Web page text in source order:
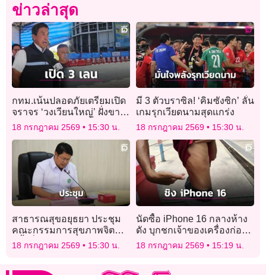
ข่าวล่าสุด
กทม.เน้นปลอดภัยเตรียมเปิด
จราจร ‘วงเวียนใหญ่’ ฝั่งขา
เข้า 3 เลน 19 ก.ค. นี้
18 กรกฎาคม 2569 15:30 น.
มี 3 ตัวบราซิล! ‘คิมซังซิก’ ลั่น
เกมรุกเวียดนามสุดแกร่ง
18 กรกฎาคม 2569 15:30 น.
สาธารณสุขอยุธยา ประชุม
คณะกรรมการสุขภาพจิต
ครั้งที่ 1/2569
18 กรกฎาคม 2569 15:30 น.
นัดซื้อ iPhone 16 กลางห้าง
ดัง บุกชกเจ้าของเครื่องก่อน
ฉกมือถือหนี
18 กรกฎาคม 2569 15:19 น.